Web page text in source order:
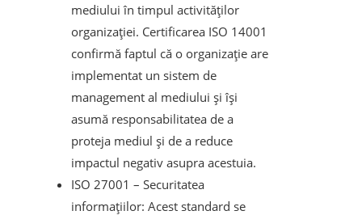
mediului în timpul activităților
organizației. Certificarea ISO 14001
confirmă faptul că o organizație are
implementat un sistem de
management al mediului și își
asumă responsabilitatea de a
proteja mediul și de a reduce
impactul negativ asupra acestuia.
ISO 27001 – Securitatea
informațiilor: Acest standard se